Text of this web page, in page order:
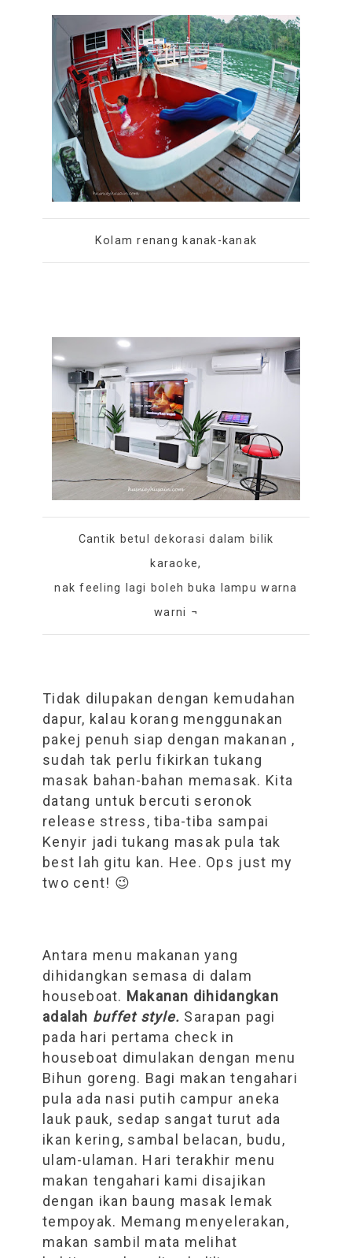
Kolam renang kanak-kanak
Cantik betul dekorasi dalam bilik
karaoke,
nak feeling lagi boleh buka lampu warna
warni ¬
Tidak dilupakan dengan kemudahan
dapur, kalau korang menggunakan
pakej penuh siap dengan makanan ,
sudah tak perlu fikirkan tukang
masak bahan-bahan memasak. Kita
datang untuk bercuti seronok
release stress, tiba-tiba sampai
Kenyir jadi tukang masak pula tak
best lah gitu kan. Hee. Ops just my
two cent! 😉
Antara menu makanan yang
dihidangkan semasa di dalam
houseboat. Makanan dihidangkan
adalah buffet style. Sarapan pagi
pada hari pertama check in
houseboat dimulakan dengan menu
Bihun goreng. Bagi makan tengahari
pula ada nasi putih campur aneka
lauk pauk, sedap sangat turut ada
ikan kering, sambal belacan, budu,
ulam-ulaman. Hari terakhir menu
makan tengahari kami disajikan
dengan ikan baung masak lemak
tempoyak. Memang menyelerakan,
makan sambil mata melihat